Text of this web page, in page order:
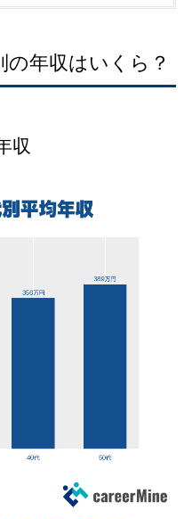
年収はいくら？
収